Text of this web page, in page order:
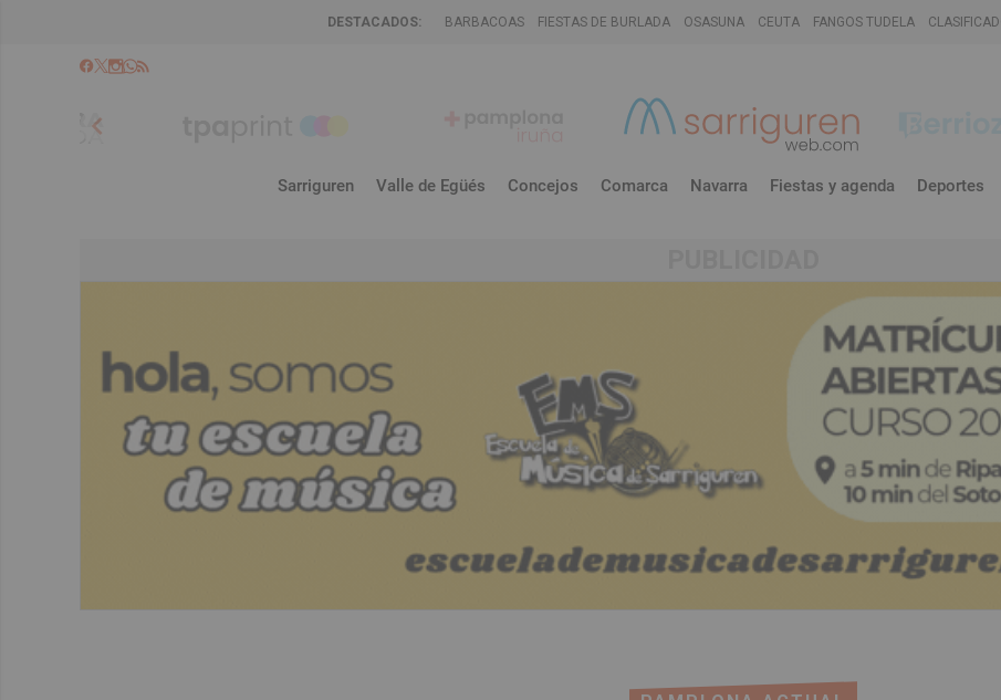
DESTACADOS: BARBACOAS FIESTAS DE BURLADA OSASUNA CEUTA FANGOS TUDELA
chevron_left
Sarriguren Valle de Egüés Concejos Comarca Navarra Fiestas y agenda Deportes